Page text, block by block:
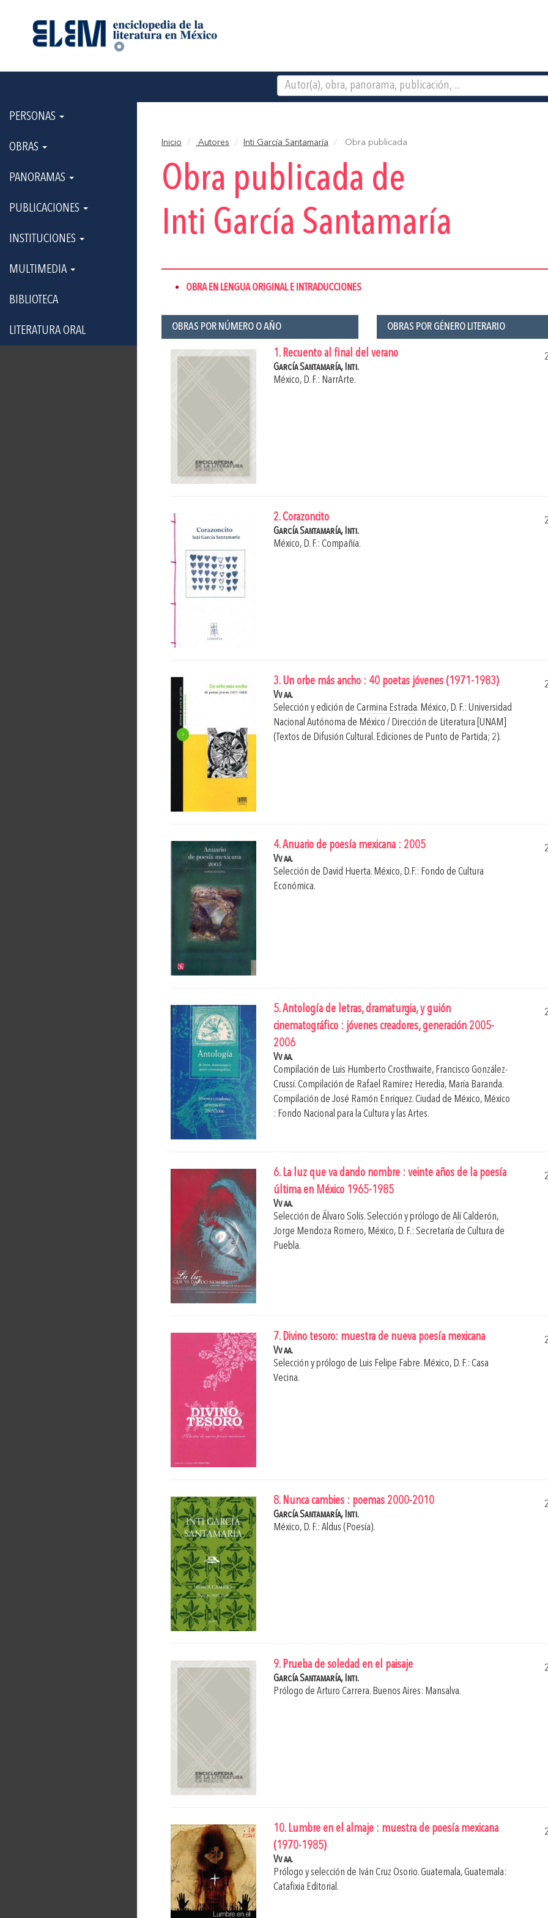
PERSONAS
OBRAS
PANORAMAS
PUBLICACIONES
INSTITUCIONES
MULTIMEDIA
BIBLIOTECA
LITERATURA ORAL
Inicio Autores Inti García Santamaría Obra publicada
Obra publicada de
Inti García Santamaría
OBRA EN LENGUA ORIGINAL E INTRADUCCIONES
OBRAS POR NÚMERO O AÑO OBRAS POR GÉNERO LITERARIO
1. Recuento al final del verano
García Santamaría, Inti.
México, D. F.: NarrArte.
2. Corazoncito
García Santamaría, Inti.
México, D. F.: Compañía.
3. Un orbe más ancho : 40 poetas jóvenes (1971-1983)
Vv aa.
Selección y edición deCarmina Estrada. México, D. F.: Universidad
Nacional Autónoma de México / Dirección de Literatura [UNAM]
(Textos de Difusión Cultural. Ediciones de Punto de Partida; 2).
4. Anuario de poesía mexicana : 2005
Vv aa.
Selección de David Huerta. México, D.F.: Fondo de Cultura
Económica.
5. Antología de letras, dramaturgia, y guión
cinematográfico : jóvenes creadores, generación 2005-
2006
Vv aa.
Compilación de Luis Humberto Crosthwaite, Francisco González-
Crussí. Compilación de Rafael Ramírez Heredia, María Baranda.
Compilación deJosé Ramón Enríquez.Ciudad de México, México
: Fondo Nacional para la Cultura y las Artes.
6. La luz que va dando nombre : veinte años de la poesía
última en México 1965-1985
Vv aa.
Selección deÁlvaro Solís. Selección y prólogo deAlí Calderón,
Jorge Mendoza Romero, México, D. F.: Secretaría de Cultura de
Puebla.
7. Divino tesoro: muestra de nueva poesía mexicana
Vv aa.
Selección y prólogo de Luis Felipe Fabre. México, D. F.: Casa
Vecina.
8. Nunca cambies : poemas 2000-2010
García Santamaría, Inti.
México, D. F.: Aldus (Poesía).
9. Prueba de soledad en el paisaje
García Santamaría, Inti.
Prólogo deArturo Carrera. Buenos Aires: Mansalva.
10. Lumbre en el almaje : muestra de poesía mexicana
(1970-1985)
Vv aa.
Prólogo y selección de Iván Cruz Osorio.Guatemala, Guatemala:
Catafixia Editorial.